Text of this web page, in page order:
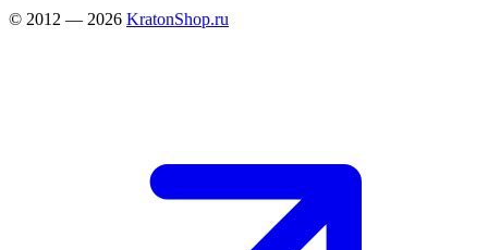
© 2012 — 2026 KratonShop.ru